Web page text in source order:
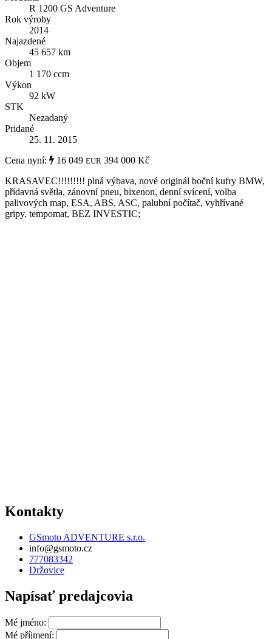
R 1200 GS Adventure
Rok výroby
2014
Najazdené
45 657 km
Objem
1 170 ccm
Výkon
92 kW
STK
Nezadaný
Pridané
25. 11. 2015
Cena nyní:
16 049 EUR 394 000 Kč
KRASAVEC!!!!!!!!! plná výbava, nové originál boční kufry BMW,
přídavná světla, zánovní pneu, bixenon, denní svícení, volba
palivových map, ESA, ABS, ASC, palubní počítač, vyhřívané
gripy, tempomat, BEZ INVESTIC;
Kontakty
GSmoto ADVENTURE s.r.o.
info@gsmoto.cz
777083342
Držovice
Napísať predajcovia
Mé jméno:
Mé příjmení: